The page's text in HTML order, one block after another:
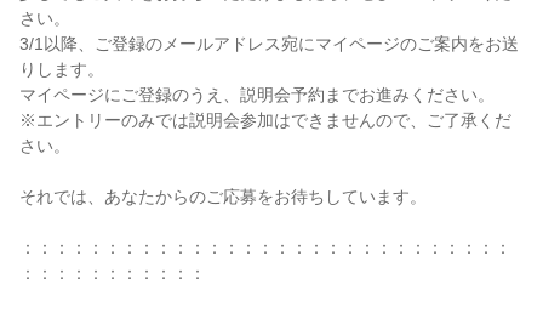
さい。
3/1以降、ご登録のメールアドレス宛にマイページのご案内をお送
りします。
マイページにご登録のうえ、説明会予約までお進みください。
※エントリーのみでは説明会参加はできませんので、ご了承くだ
さい。
それでは、あなたからのご応募をお待ちしています。
：：：：：：：：：：：：：：：：：：：：：：：：：：：：：
：：：：：：：：：：：